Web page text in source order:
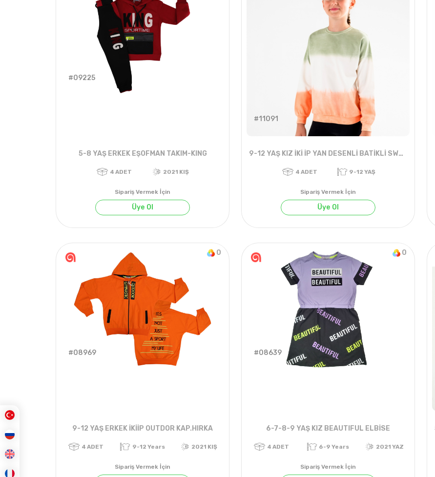
#09225
5-8 YAŞ ERKEK EŞOFMAN TAKIM-KING
Sipariş Vermek İçin
Üye Ol
#11091
9-12 YAŞ KIZ İKİ İP YAN DESENLİ BATİKLİ SWEAT
Sipariş Vermek İçin
Üye Ol
0
#08969
9-12 YAŞ ERKEK İKİİP OUTDOR KAP.HIRKA
Sipariş Vermek İçin
0
#08639
6-7-8-9 YAŞ KIZ BEAUTIFUL ELBİSE
Sipariş Vermek İçin